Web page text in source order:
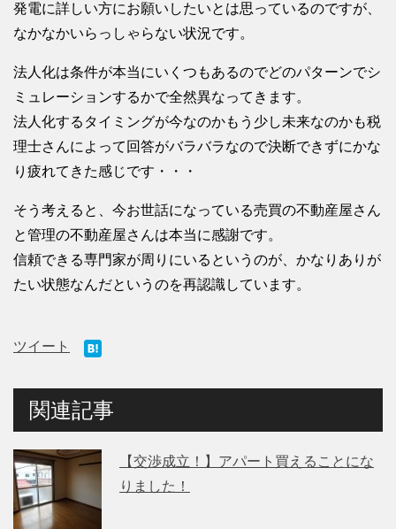
発電に詳しい方にお願いしたいとは思っているのですが、
なかなかいらっしゃらない状況です。
法人化は条件が本当にいくつもあるのでどのパターンでシ
ミュレーションするかで全然異なってきます。
法人化するタイミングが今なのかもう少し未来なのかも税
理士さんによって回答がバラバラなので決断できずにかな
り疲れてきた感じです・・・
そう考えると、今お世話になっている売買の不動産屋さん
と管理の不動産屋さんは本当に感謝です。
信頼できる専門家が周りにいるというのが、かなりありが
たい状態なんだというのを再認識しています。
ツイート
関連記事
【交渉成立！】アパート買えることにな
りました！